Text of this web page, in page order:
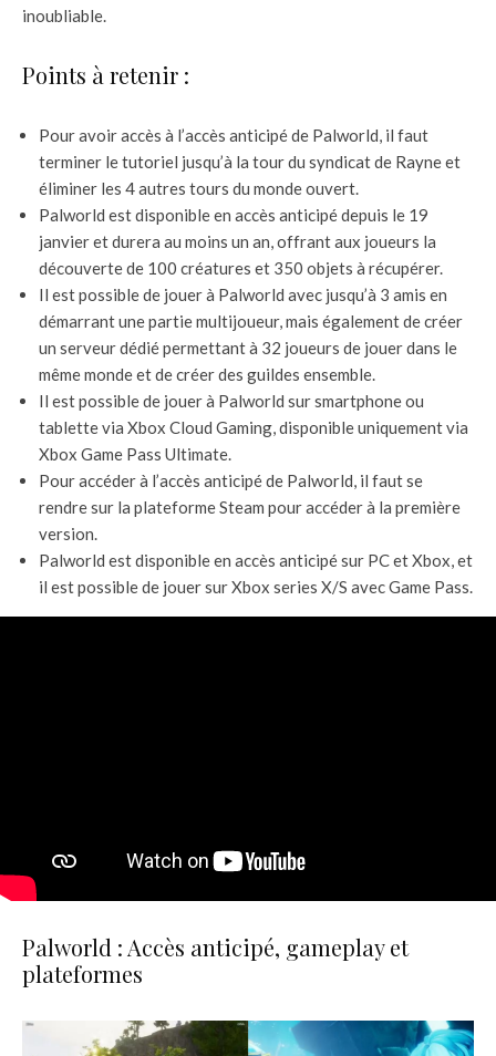
inoubliable.
Points à retenir :
Pour avoir accès à l’accès anticipé de Palworld, il faut
terminer le tutoriel jusqu’à la tour du syndicat de Rayne et
éliminer les 4 autres tours du monde ouvert.
Palworld est disponible en accès anticipé depuis le 19
janvier et durera au moins un an, offrant aux joueurs la
découverte de 100 créatures et 350 objets à récupérer.
Il est possible de jouer à Palworld avec jusqu’à 3 amis en
démarrant une partie multijoueur, mais également de créer
un serveur dédié permettant à 32 joueurs de jouer dans le
même monde et de créer des guildes ensemble.
Il est possible de jouer à Palworld sur smartphone ou
tablette via Xbox Cloud Gaming, disponible uniquement via
Xbox Game Pass Ultimate.
Pour accéder à l’accès anticipé de Palworld, il faut se
rendre sur la plateforme Steam pour accéder à la première
version.
Palworld est disponible en accès anticipé sur PC et Xbox, et
il est possible de jouer sur Xbox series X/S avec Game Pass.
Palworld : Accès anticipé, gameplay et
plateformes